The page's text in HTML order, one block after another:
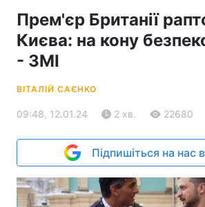
Прем'єр Британії
Києва: на кону
- ЗМІ
ВІТАЛІЙ САЄНКО
09:48, 12.01.24 2 хв. 22680
Підпишіться на нас